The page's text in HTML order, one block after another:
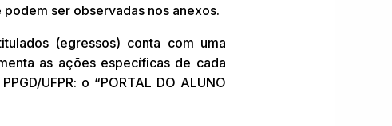
ser observadas nos anexos.
(egressos) conta com uma
as ações específicas de cada
UFPR: o “PORTAL DO ALUNO